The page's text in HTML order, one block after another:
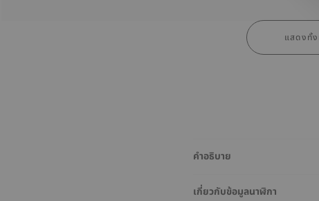
แสดงทั้
คำอธิบาย
เกี่ยวกับข้อมูลนาฬิกา